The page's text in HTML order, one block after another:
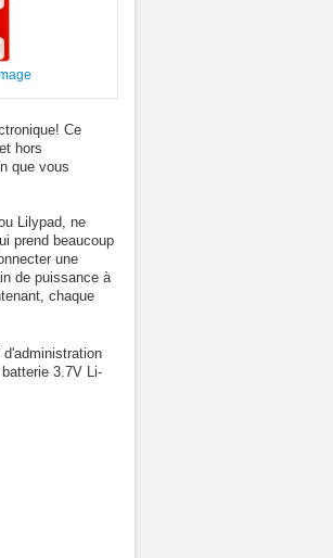
Ce
hors
que vous
Lilypad, ne
prend beaucoup
une
de puissance à
chaque
3.7V Li-